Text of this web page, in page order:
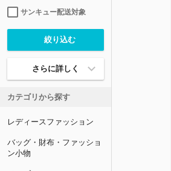
サンキュー配送対象
さらに詳しく
カテゴリから探す
レディースファッション
バッグ・財布・ファッショ
ン小物